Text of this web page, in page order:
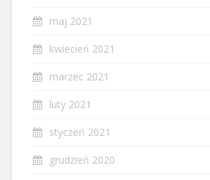
maj 2021
kwiecień 2021
marzec 2021
luty 2021
styczeń 2021
grudzień 2020